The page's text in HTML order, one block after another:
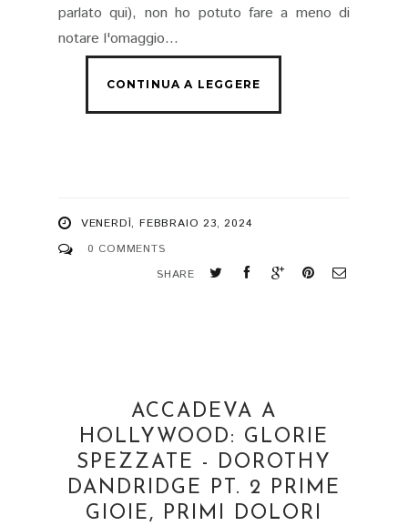
parlato qui), non ho potuto fare a meno di
notare l'omaggio...
VENERDÌ, FEBBRAIO 23, 2024
0 COMMENTS
SHARE
ACCADEVA A
HOLLYWOOD: GLORIE
SPEZZATE - DOROTHY
DANDRIDGE PT. 2 PRIME
GIOIE, PRIMI DOLORI